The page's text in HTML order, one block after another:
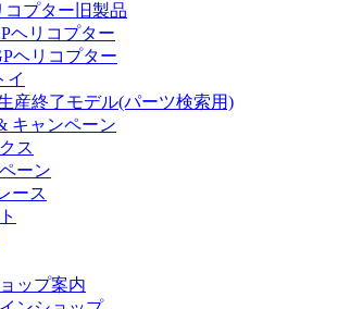
コプター旧製品
ヘリコプター
ヘリコプター
イ
産終了モデル(パーツ検索用)
キャンペーン
ス
ーン
ース
ップ案内